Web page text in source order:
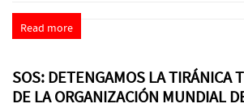
Read more
SOS: DETENGAMOS LA TIRÁNICA
DE LA ORGANIZACIÓN MUNDIAL